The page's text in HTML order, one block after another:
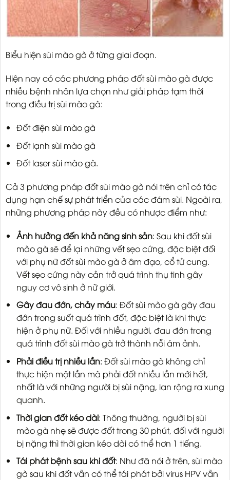
Biểu hiện sùi mào gà ở từng giai đoạn.
Hiện nay có các phương pháp đốt sùi mào gà được
nhiều bệnh nhân lựa chọn như giải pháp tạm thời
trong điều trị sùi mào gà:
Đốt điện sùi mào gà
Đốt lạnh sùi mào gà
Đốt laser sùi mào gà.
Cả 3 phương pháp đốt sùi mào gà nói trên chỉ có tác
dụng hạn chế sự phát triển của các đám sùi. Ngoài ra,
những phương pháp này đều có nhược điểm như:
Ảnh hưởng đến khả năng sinh sản: Sau khi đốt sùi
mào gà sẽ để lại những vết sẹo cứng, đặc biệt đối
với phụ nữ đốt sùi mào gà ở âm đạo, cổ tử cung.
Vết sẹo cứng này cản trở quá trình thụ tinh gây
nguy cơ vô sinh ở nữ giới.
Gây đau đớn, chảy máu: Đốt sùi mào gà gây đau
đớn trong suốt quá trình đốt, đặc biệt là khi thực
hiện ở phụ nữ. Đối với nhiều người, đau đớn trong
quá trình đốt sùi mào gà trở thành nỗi ám ảnh.
Phải điều trị nhiều lần: Đốt sùi mào gà không chỉ
thực hiện một lần mà phải đốt nhiều lần mới hết,
nhất là với những người bị sùi nặng, lan rộng ra xung
quanh.
Thời gian đốt kéo dài: Thông thường, người bị sùi
mào gà nhẹ sẽ được đốt trong 30 phút, đối với người
bị nặng thì thời gian kéo dài có thể hơn 1 tiếng.
Tái phát bệnh sau khi đốt: Như đã nói ở trên, sùi mào
gà sau khi đốt vẫn có thể tái phát bởi virus HPV vẫn